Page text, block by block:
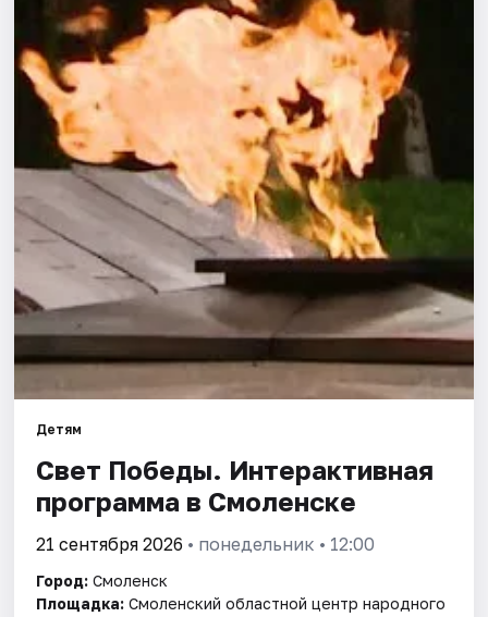
Города
Площадки
Артисты
Рейтинги
Детям
Свет Победы. Интерактивная
программа в Смоленске
21 сентября 2026 • понедельник • 12:00
Город: Смоленск
Площадка: Смоленский областной центр народного